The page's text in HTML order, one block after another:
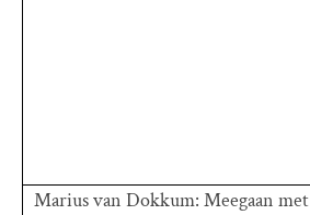
Marius van Dokkum: Meegaan